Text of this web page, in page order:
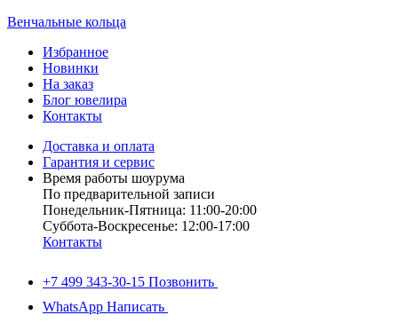
Венчальные кольца
Избранное
Новинки
На заказ
Блог ювелира
Контакты
Доставка и оплата
Гарантия и сервис
Время работы шоурума
По предварительной записи
Понедельник-Пятница: 11:00-20:00
Суббота-Bоcкресенье: 12:00-17:00
Контакты
+7 499 343-30-15 Позвонить
WhatsApp Написать